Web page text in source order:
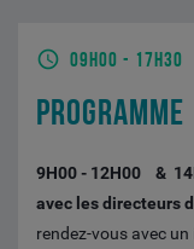
09H00 - 17H30
PROGRAMME
9H00 - 12H00 &
avec les directeurs
rendez-vous avec